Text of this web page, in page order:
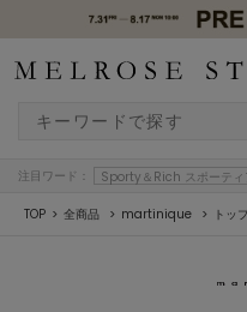
注目ワード： Sporty＆Rich スポーティ
TOP 全商品 martinique トッ